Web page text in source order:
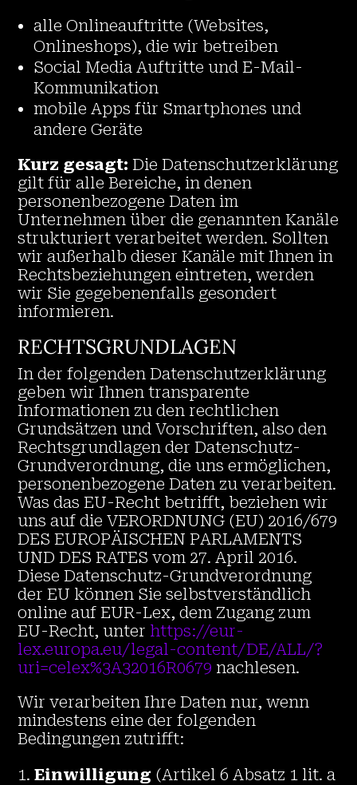
alle Onlineauftritte (Websites,
Onlineshops), die wir betreiben
Social Media Auftritte und E-Mail-
Kommunikation
mobile Apps für Smartphones und
andere Geräte
Kurz gesagt: Die Datenschutzerklärung
gilt für alle Bereiche, in denen
personenbezogene Daten im
Unternehmen über die genannten Kanäle
strukturiert verarbeitet werden. Sollten
wir außerhalb dieser Kanäle mit Ihnen in
Rechtsbeziehungen eintreten, werden
wir Sie gegebenenfalls gesondert
informieren.
RECHTSGRUNDLAGEN
In der folgenden Datenschutzerklärung
geben wir Ihnen transparente
Informationen zu den rechtlichen
Grundsätzen und Vorschriften, also den
Rechtsgrundlagen der Datenschutz-
Grundverordnung, die uns ermöglichen,
personenbezogene Daten zu verarbeiten.
Was das EU-Recht betrifft, beziehen wir
uns auf die VERORDNUNG (EU) 2016/679
DES EUROPÄISCHEN PARLAMENTS
UND DES RATES vom 27. April 2016.
Diese Datenschutz-Grundverordnung
der EU können Sie selbstverständlich
online auf EUR-Lex, dem Zugang zum
EU-Recht, unter https://eur-
lex.europa.eu/legal-content/DE/ALL/?
uri=celex%3A32016R0679 nachlesen.
Wir verarbeiten Ihre Daten nur, wenn
mindestens eine der folgenden
Bedingungen zutrifft:
Einwilligung (Artikel 6 Absatz 1 lit. a